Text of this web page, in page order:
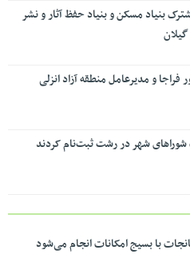
بنیاد مسکن و بنیاد حفظ آثار و نشر
فراجا و مدیرعامل منطقه آزاد انزلی
با بسیج امکانات انجام می‌شود